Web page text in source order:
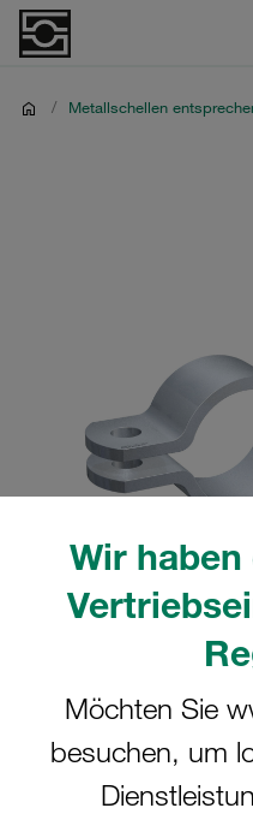
Wir haben
Möchten Sie
besuchen, um
/ Metallschellen